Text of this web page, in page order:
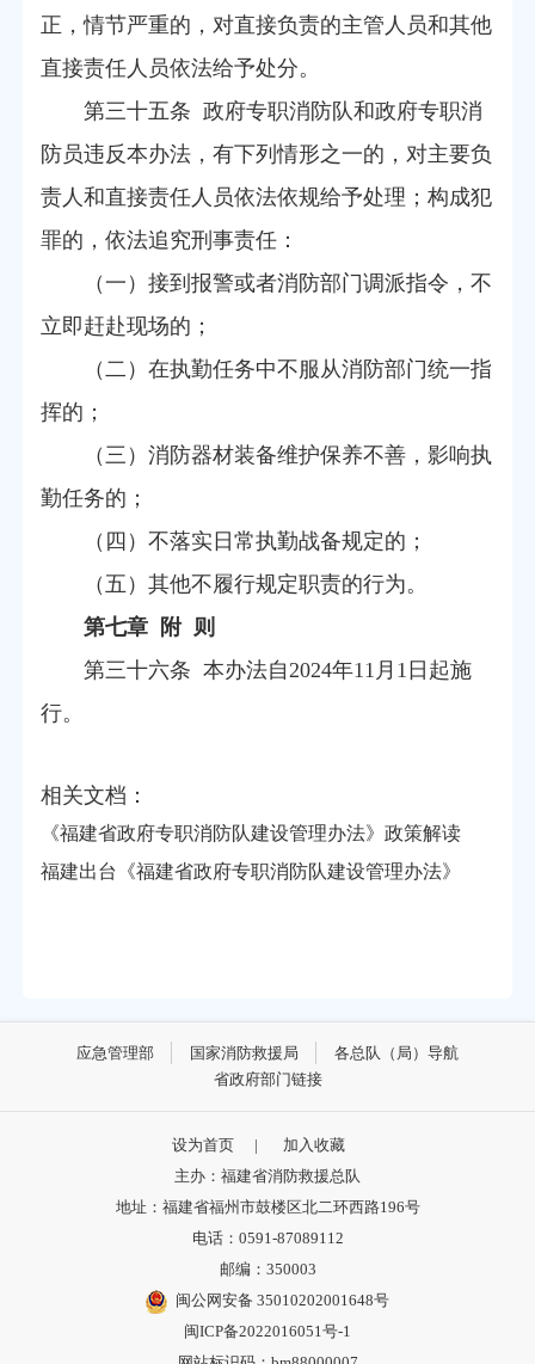
正，情节严重的，对直接负责的主管人员和其他
直接责任人员依法给予处分。
第三十五条 政府专职消防队和政府专职消
防员违反本办法，有下列情形之一的，对主要负
责人和直接责任人员依法依规给予处理；构成犯
罪的，依法追究刑事责任：
（一）接到报警或者消防部门调派指令，不
立即赶赴现场的；
（二）在执勤任务中不服从消防部门统一指
挥的；
（三）消防器材装备维护保养不善，影响执
勤任务的；
（四）不落实日常执勤战备规定的；
（五）其他不履行规定职责的行为。
第七章 附 则
第三十六条 本办法自2024年11月1日起施
行。
相关文档：
《福建省政府专职消防队建设管理办法》政策解读
福建出台《福建省政府专职消防队建设管理办法》
应急管理部 国家消防救援局
各总队（局）导航
省政府部门链接
设为首页 |
加入收藏
主办：福建省消防救援总队
地址：福建省福州市鼓楼区北二环西路196号
电话：0591-87089112
邮编：350003
闽公网安备 35010202001648号
闽ICP备2022016051号-1